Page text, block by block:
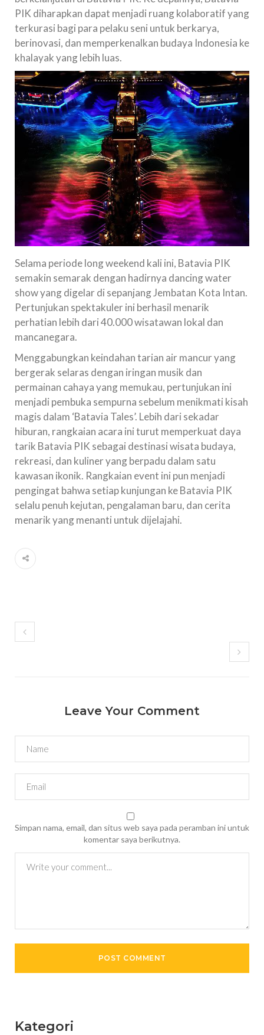
PIK diharapkan dapat menjadi ruang kolaboratif yang
terkurasi bagi para pelaku seni untuk berkarya,
berinovasi, dan memperkenalkan budaya Indonesia ke
khalayak yang lebih luas.
Selama periode long weekend kali ini, Batavia PIK
semakin semarak dengan hadirnya dancing water
show yang digelar di sepanjang Jembatan Kota Intan.
Pertunjukan spektakuler ini berhasil menarik
perhatian lebih dari 40.000 wisatawan lokal dan
mancanegara.
Menggabungkan keindahan tarian air mancur yang
bergerak selaras dengan iringan musik dan
permainan cahaya yang memukau, pertunjukan ini
menjadi pembuka sempurna sebelum menikmati kisah
magis dalam ‘Batavia Tales’. Lebih dari sekadar
hiburan, rangkaian acara ini turut memperkuat daya
tarik Batavia PIK sebagai destinasi wisata budaya,
rekreasi, dan kuliner yang berpadu dalam satu
kawasan ikonik. Rangkaian event ini pun menjadi
pengingat bahwa setiap kunjungan ke Batavia PIK
selalu penuh kejutan, pengalaman baru, dan cerita
menarik yang menanti untuk dijelajahi.
Leave Your Comment
Simpan nama, email, dan situs web saya pada peramban ini untuk
komentar saya berikutnya.
Kategori